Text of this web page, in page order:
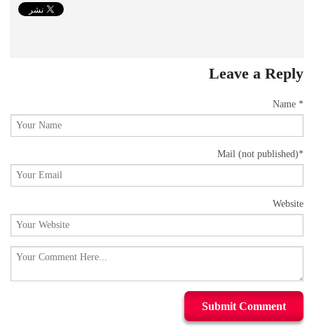
Leave a Reply
Name *
Mail (not published)*
Website